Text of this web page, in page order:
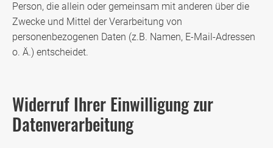
Person, die allein oder gemeinsam mit anderen über die
Zwecke und Mittel der Verarbeitung von
personenbezogenen Daten (z.B. Namen, E-Mail-Adressen
o. Ä.) entscheidet.
Widerruf Ihrer Einwilligung zur
Datenverarbeitung